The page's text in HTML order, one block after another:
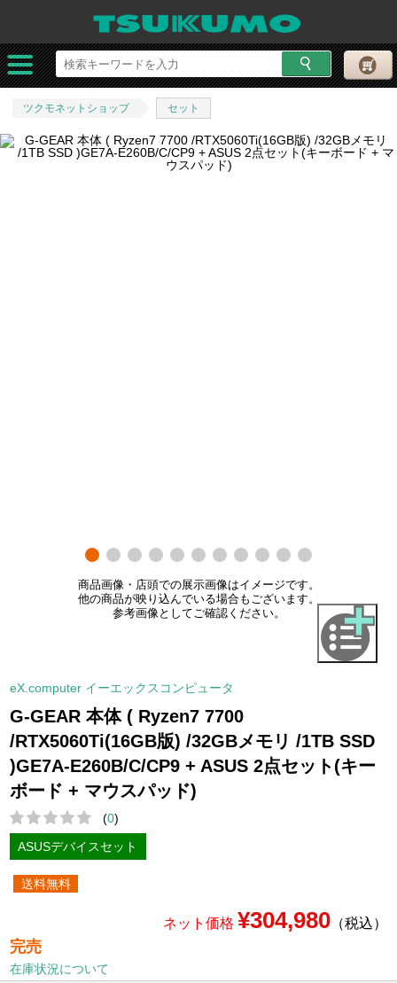
ツクモネットショップ セット
商品画像・店頭での展示画像はイメージです。
他の商品が映り込んでいる場合もございます。
参考画像としてご確認ください。
eX.computer イーエックスコンピュータ
G-GEAR 本体 ( Ryzen7 7700
/RTX5060Ti(16GB版) /32GBメモリ /1TB SSD
)GE7A-E260B/C/CP9 + ASUS 2点セット(キー
ボード + マウスパッド)
(0)
ASUSデバイスセット
送料無料
ネット価格 ¥304,980（税込）
完売
在庫状況について